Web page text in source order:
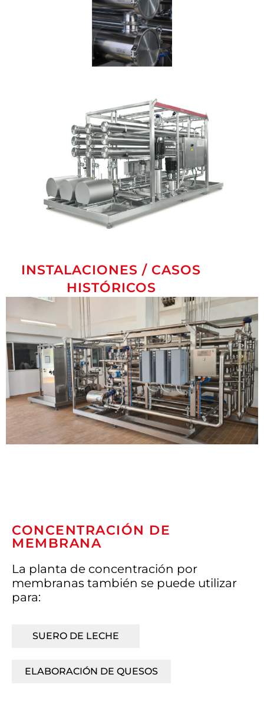
INSTALACIONES / CASOS
HISTÓRICOS
CONCENTRACIÓN DE
MEMBRANA
La planta de concentración por
membranas también se puede utilizar
para:
SUERO DE LECHE
ELABORACIÓN DE QUESOS